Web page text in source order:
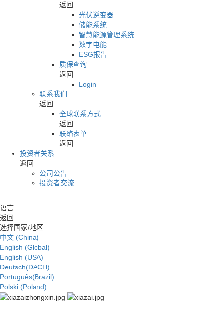
返回
光伏逆变器
储能系统
智慧能源管理系统
数字电能
ESG报告
质保查询
返回
Login
联系我们
返回
全球联系方式
返回
联络表单
返回
投资者关系
返回
公司公告
投资者交流
语言
返回
选择国家/地区
中文 (China)
English (Global)
English (USA)
Deutsch(DACH)
Português(Brazil)
Polski (Poland)